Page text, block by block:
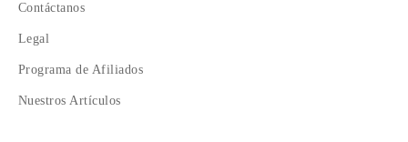
Contáctanos
Legal
Programa de Afiliados
Nuestros Artículos